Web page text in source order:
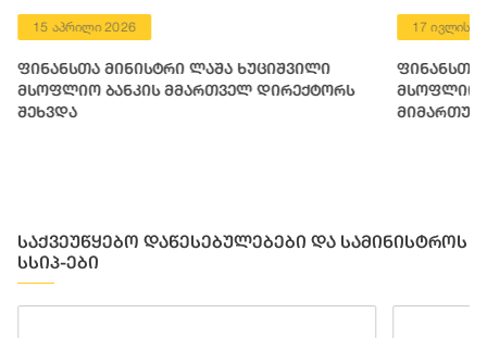
15 აპრილი 2026
ფინანსთა მინისტრი ლაშა ხუციშვილი
მსოფლიო ბანკის მმართველ დირექტორს
შეხვდა
17 ივლისი
ფინანსთა
მსოფლიო
საქვეუწყებო დაწესებულებები და სამინისტროს
სსიპ-ები